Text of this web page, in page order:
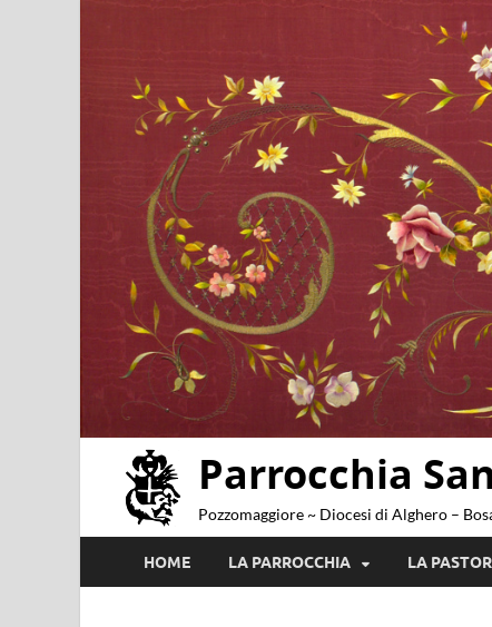
Parrocchia
Pozzomaggiore ~ Diocesi di Alghero –
HOME LA PARROCCHIA LA